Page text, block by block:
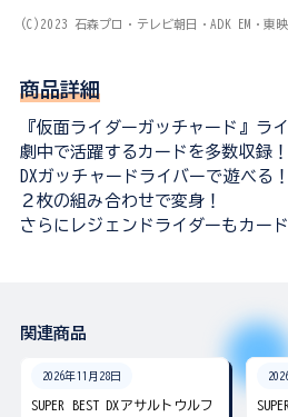
(C)2023 石森プロ・テレビ朝日・ADK EM・東映
商品詳細
『仮面ライダーガッチャード』ラ
劇中で活躍するカードを多数収録！
DXガッチャードライバーで遊べる！
２枚の組み合わせで変身！
さらにレジェンドライダーもカード
関連商品
2026年11月28日
SUPER BEST DXアサルトウルフ